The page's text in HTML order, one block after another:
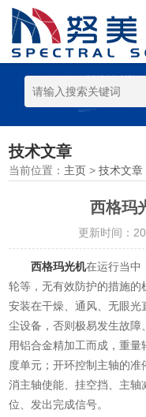
技术文章
当前位置： 主页 >技术文章
西格玛
更新时间：
西格玛光机在运行当中
轮等，无有效防护的措施
安装在干燥、通风、无眼
尘设备，否则极易发生故
用铝合金精加工而成，重
度单元；开环控制主轴的
消主轴使能、挂空挡、主
位、发出完成信号。